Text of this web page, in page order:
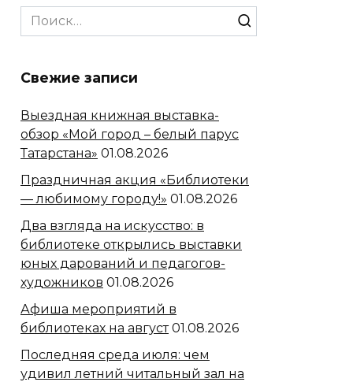
Search
for:
Свежие записи
Выездная книжная выставка-
обзор «Мой город – белый парус
Татарстана» 01.08.2026
Праздничная акция «Библиотеки
— любимому городу!» 01.08.2026
Два взгляда на искусство: в
библиотеке открылись выставки
юных дарований и педагогов-
художников 01.08.2026
Афиша мероприятий в
библиотеках на август 01.08.2026
Последняя среда июля: чем
удивил летний читальный зал на